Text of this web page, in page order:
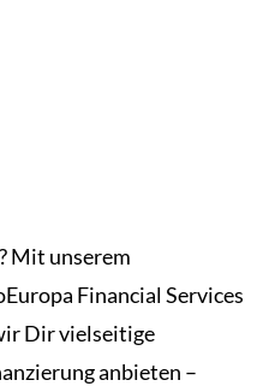
Mit unserem
Financial Services
Dir vielseitige
anbieten –